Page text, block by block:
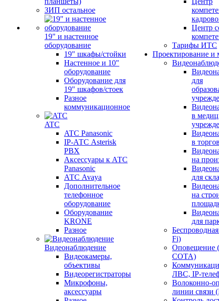
ЗИП остальное
19" и настенное
оборудование
19" шкафы/стойки
Настенное и 10"
оборудование
Оборудование для
19" шкафов/стоек
Разное
коммуникационное
ATC
ATC Panasonic
IP-АТС Asterisk
PBX
Аксессуары к АТС
Panasonic
АТС Avaya
Дополнительное
телефонное
оборудование
Оборудование
KRONE
Разное
Видеонаблюдение
Видеокамеры,
объективы
Видеорегистраторы
Микрофоны,
аксессуары
Центр
Тарифы ИТС
Проектирование и
для
в
в
на
для
на
для
Fi)
СОТА)
ЛВС, IP-
Волоконно-
линии